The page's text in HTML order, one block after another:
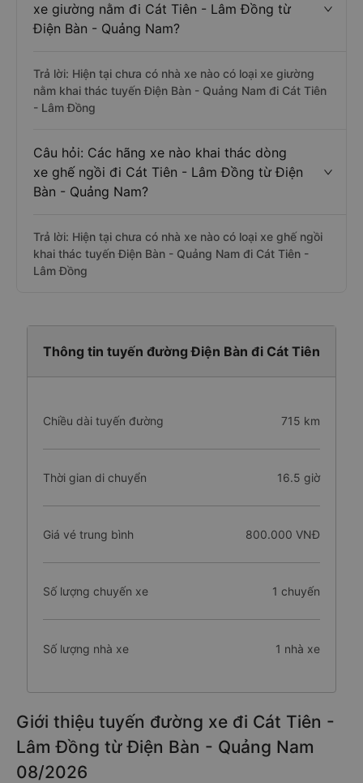
xe giường nằm đi Cát Tiên - Lâm Đồng từ
Điện Bàn - Quảng Nam?
Trả lời: Hiện tại chưa có nhà xe nào có loại xe giường
nằm khai thác tuyến Điện Bàn - Quảng Nam đi Cát Tiên
- Lâm Đồng
Câu hỏi: Các hãng xe nào khai thác dòng
xe ghế ngồi đi Cát Tiên - Lâm Đồng từ Điện
Bàn - Quảng Nam?
Trả lời: Hiện tại chưa có nhà xe nào có loại xe ghế ngồi
khai thác tuyến Điện Bàn - Quảng Nam đi Cát Tiên -
Lâm Đồng
Thông tin tuyến đường Điện Bàn đi Cát Tiên
Chiều dài tuyến đường 715 km
Thời gian di chuyển 16.5 giờ
Giá vé trung bình 800.000 VNĐ
Số lượng chuyến xe 1 chuyến
Số lượng nhà xe 1 nhà xe
Giới thiệu tuyến đường xe đi Cát Tiên -
Lâm Đồng từ Điện Bàn - Quảng Nam
08/2026